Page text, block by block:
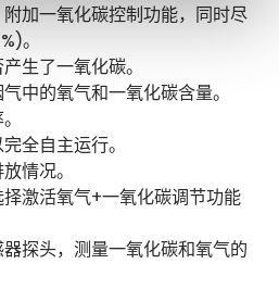
加一氧化碳控制功能，同时尽
。
生了一氧化碳。
中的氧气和一氧化碳含量。
全自主运行。
情况。
激活氧气+一氧化碳调节功能
探头，测量一氧化碳和氧气的